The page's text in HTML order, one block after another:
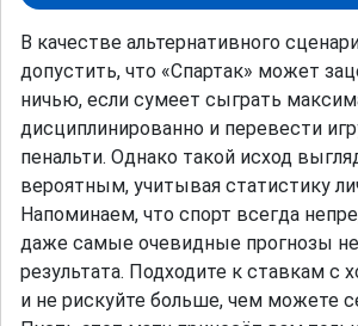
В качестве альтернативного
допустить, что «Спартак» может
ничью, если сумеет сыграть
дисциплинированно и перевести
пенальти. Однако такой исход
вероятным, учитывая статистику
Напоминаем, что спорт всегда
даже самые очевидные прогнозы
результата. Подходите к ставкам с
и не рискуйте больше, чем можете